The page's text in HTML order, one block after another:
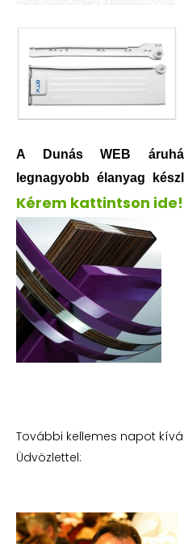
A Dunás WEB
legnagyobb élanyag
Kérem kattintson ide!
További kellemes napot
Üdvözlettel: